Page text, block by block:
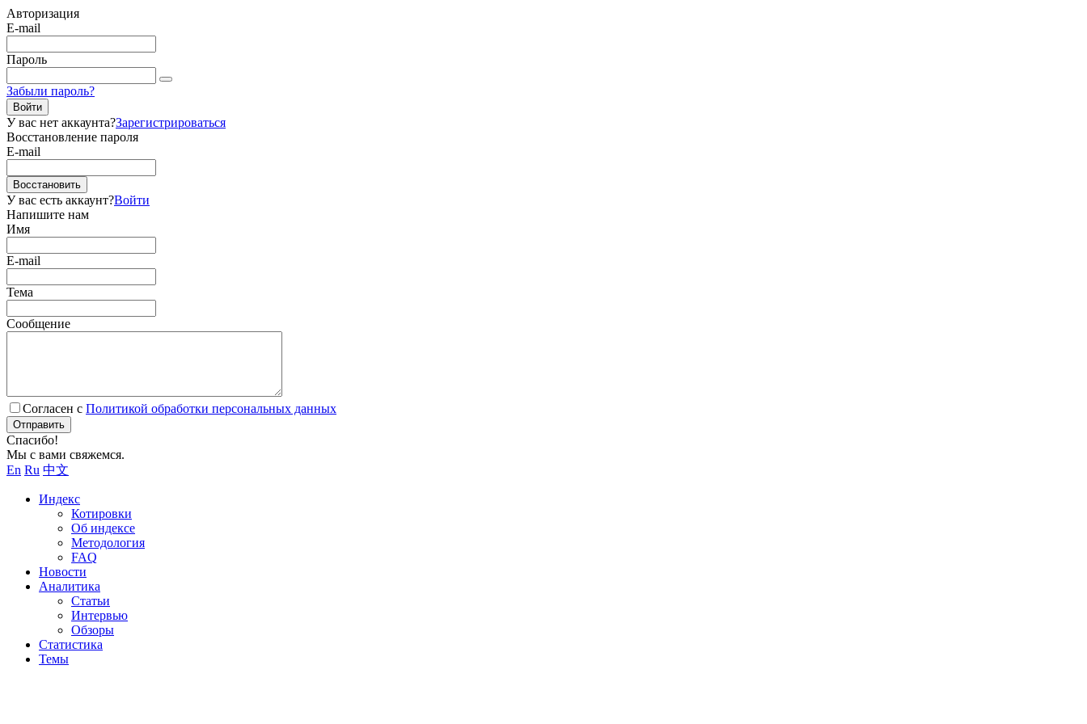
Авторизация
E-mail
Пароль
Забыли пароль?
Войти
У вас нет аккаунта?Зарегистрироваться
Восстановление пароля
E-mail
Восстановить
У вас есть аккаунт?Войти
Напишите нам
Имя
E-mail
Тема
Сообщение
Согласен с Политикой обработки персональных данных
Отправить
Спасибо!
Мы с вами свяжемся.
En Ru 中文
Индекс
Котировки
Об индексе
Методология
FAQ
Новости
Аналитика
Статьи
Интервью
Обзоры
Статистика
Темы